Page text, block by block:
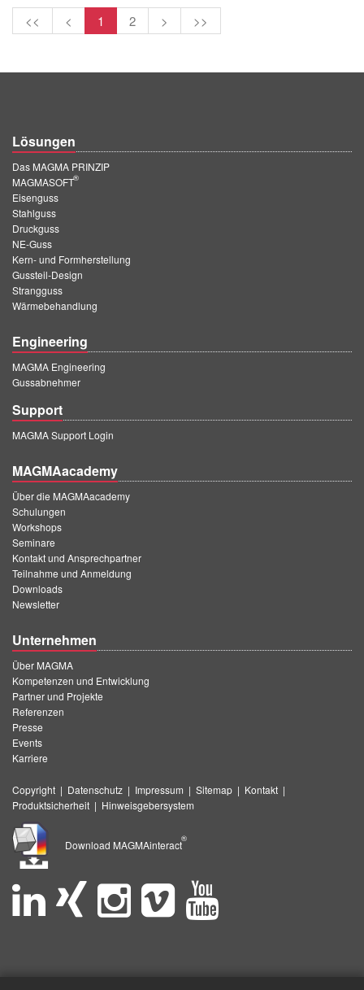
<< < 1 2 > >>
Lösungen
Das MAGMA PRINZIP
MAGMASOFT
®
Eisenguss
Stahlguss
Druckguss
NE-Guss
Kern- und Formherstellung
Gussteil-Design
Strangguss
Wärmebehandlung
Engineering
MAGMA Engineering
Gussabnehmer
Support
MAGMA Support Login
MAGMAacademy
Über die MAGMAacademy
Schulungen
Workshops
Seminare
Kontakt und Ansprechpartner
Teilnahme und Anmeldung
Downloads
Newsletter
Unternehmen
Über MAGMA
Kompetenzen und Entwicklung
Partner und Projekte
Referenzen
Presse
Events
Karriere
Copyright | Datenschutz | Impressum | Sitemap | Kontakt |
Produktsicherheit | Hinweisgebersystem
Download MAGMAinteract
®